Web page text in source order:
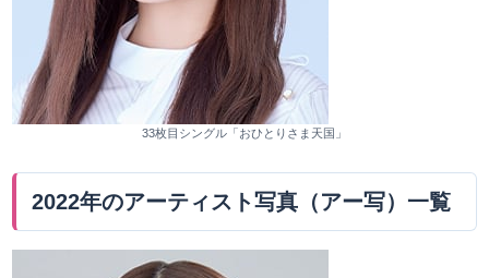
33枚目シングル「おひとりさま天国」
2022年のアーティスト写真（アー写）一覧